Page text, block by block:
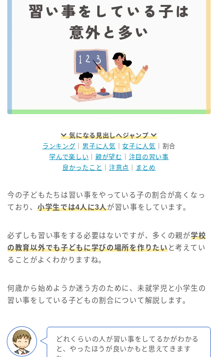
気になる見出しへジャンプ
ランキング
男子に人気 ｜女子に人気
｜割合
学んで楽しい ｜親が望む
注目の習い事
良かったこと
注意点 まとめ
今の子どもたちは習い事をやっている子の割合が高くなっ
ており、 小学生では4人に3人が習い事をしています。
必ずしも習い事をする必要はないですが、多くの親が学校
の教育以外でも子どもに学びの場所を作りたいと考えてい
ることがよくわかりますね。
何歳から始めようか迷う方のために、未就学児と小学生の
習い事をしている子どもの割合について解説します。
どれくらいの人が習い事をしてるかがわかる
と、やったほうが良いかもと思えてきます